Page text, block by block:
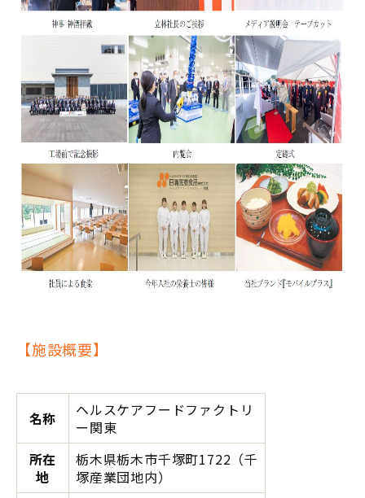
【施設概要】
名称
ヘルスケアフードファクトリ
ー関東
所在
地
栃木県栃木市千塚町1722（千
塚産業団地内）